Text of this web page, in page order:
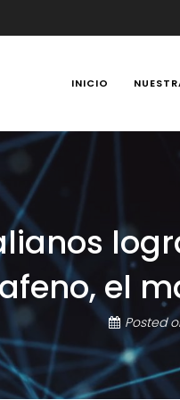
y Portátiles 24 horas en
INICIO
el
Posted